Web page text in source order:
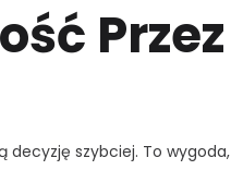
Przez
decyzję szybciej. To wygoda,